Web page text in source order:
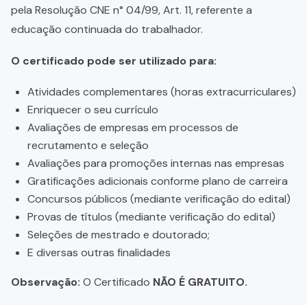
pela Resolução CNE n° 04/99, Art. 11, referente a
educação continuada do trabalhador.
O certificado pode ser utilizado para:
Atividades complementares (horas extracurriculares)
Enriquecer o seu currículo
Avaliações de empresas em processos de
recrutamento e seleção
Avaliações para promoções internas nas empresas
Gratificações adicionais conforme plano de carreira
Concursos públicos (mediante verificação do edital)
Provas de títulos (mediante verificação do edital)
Seleções de mestrado e doutorado;
E diversas outras finalidades
Observação: O Certificado NÃO É GRATUITO.